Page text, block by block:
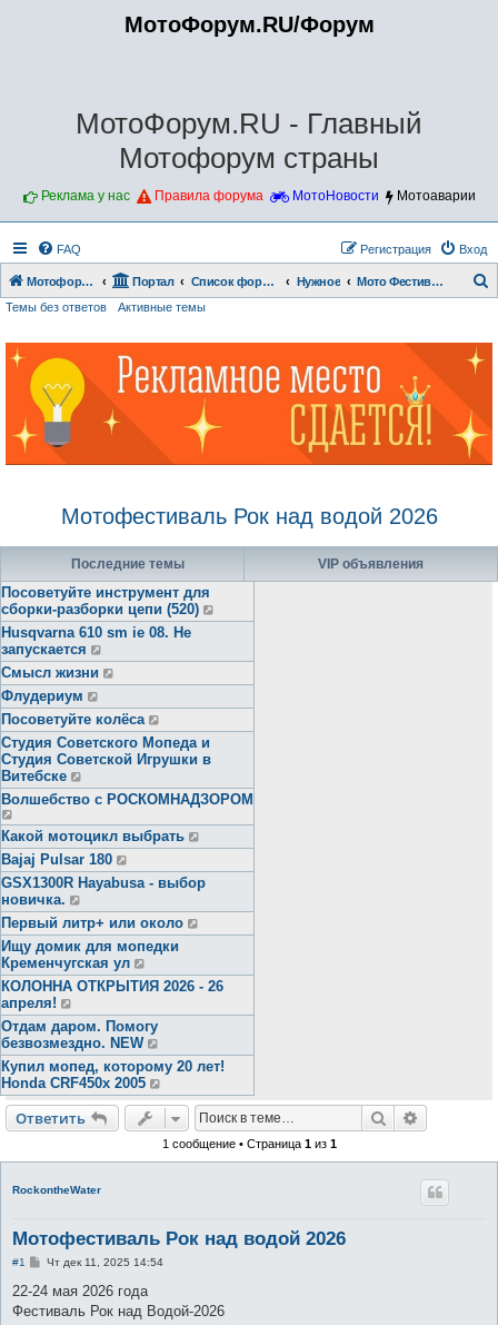
МотоФорум.RU/Форум
МотоФорум.RU - Главный
Мотофорум страны
Реклама у нас Правила форума МотоНовости Мотоаварии
FAQ Вход
Регистрация
Мотофорум.RU Портал Список форумов Нужное Мото Фестивали
Темы без ответов Активные темы
Мотофестиваль Рок над водой 2026
Последние темы
Посоветуйте инструмент для
сборки-разборки цепи (520)
Husqvarna 610 sm ie 08. Не
запускается
Смысл жизни
Флудериум
Посоветуйте колёса
Студия Советского Мопеда и
Студия Советской Игрушки в
Витебске
Волшебство с РОСКОМНАДЗОРОМ
Какой мотоцикл выбрать
Bajaj Pulsar 180
GSX1300R Hayabusa - выбор
новичка.
Первый литр+ или около
Ищу домик для мопедки
Кременчугская ул
КОЛОННА ОТКРЫТИЯ 2026 - 26
апреля!
Отдам даром. Помогу
безвозмездно. NEW
Купил мопед, которому 20 лет!
Honda CRF450x 2005
VIP объявления
Ответить Поиск
1 сообщение • Страница 1из 1
RockontheWater
Мотофестиваль Рок над водой 2026
#1
С
о
щ
Чт дек 11, 2025 14:54
22-24 мая 2026 года
Фестиваль Рок над Водой-2026